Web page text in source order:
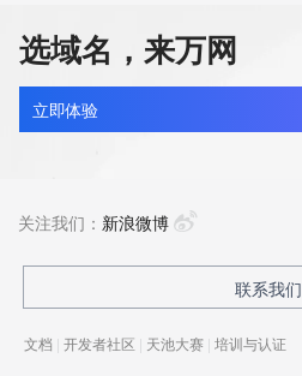
ahsnli.cn
最近查询
最近查询
选域名，来万网
立即体验
关注我们： 新浪微博
联系我们
文档 | 开发者社区 | 天池大赛 | 培训与认证